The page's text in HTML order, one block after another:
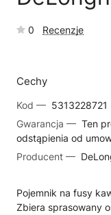
0 Recenzje
Cechy
Kod — 5313228721
Gwarancja — Ten
odstąpienia od
Producent —
Pojemnik na fusy
Zbiera sprasowany